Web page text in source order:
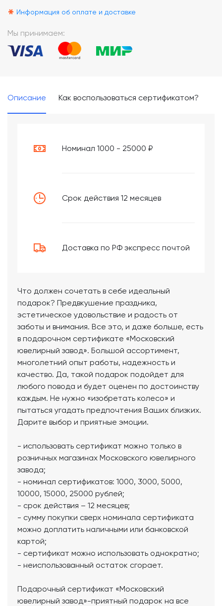
* Информация об оплате и доставке
Мы принимаем:
Описание Как воспользоваться сертификатом?
Номинал 1000 - 25000 ₽
Срок действия 12 месяцев
Доставка по РФ экспресс почтой
Что должен сочетать в себе идеальный
подарок? Предвкушение праздника,
эстетическое удовольствие и радость от
заботы и внимания. Все это, и даже больше, есть
в подарочном сертификате «Московский
ювелирный завод». Большой ассортимент,
многолетний опыт работы, надежность и
качество. Да, такой подарок подойдет для
любого повода и будет оценен по достоинству
каждым. Не нужно «изобретать колесо» и
пытаться угадать предпочтения Ваших близких.
Дарите выбор и приятные эмоции.
- использовать сертификат можно только в
розничных магазинах Московского ювелирного
завода;
- номинал сертификатов: 1000, 3000, 5000,
10000, 15000, 25000 рублей;
- срок действия – 12 месяцев;
- сумму покупки сверх номинала сертификата
можно доплатить наличными или банковской
картой;
- сертификат можно использовать однократно;
- неиспользованный остаток сгорает.
Подарочный сертификат «Московский
ювелирный завод»-приятный подарок на все